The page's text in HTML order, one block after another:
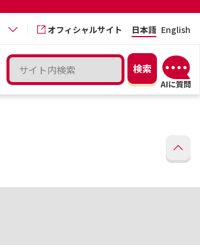
オフィシャルサイト 日本語 English